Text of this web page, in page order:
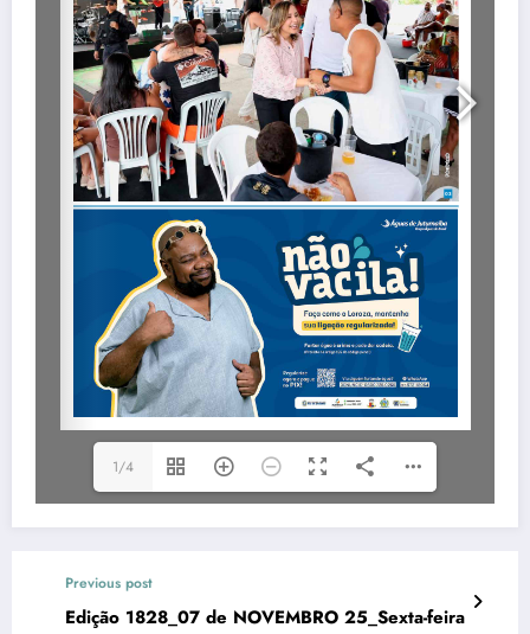
1/4
Previous post
Edição 1828_07 de NOVEMBRO 25_Sexta-feira